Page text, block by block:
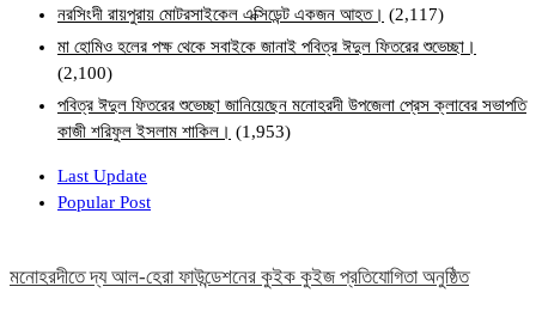
নরসিংদী রায়পুরায় মোটরসাইকেল এক্সিডেন্ট একজন আহত। (2,117)
মা হোমিও হলের পক্ষ থেকে সবাইকে জানাই পবিত্র ঈদুল ফিতরের শুভেচ্ছা।
(2,100)
পবিত্র ঈদুল ফিতরের শুভেচ্ছা জানিয়েছেন মনোহরদী উপজেলা প্রেস ক্লাবের সভাপতি
কাজী শরিফুল ইসলাম শাকিল। (1,953)
Last Update
Popular Post
মনোহরদীতে দ্য আল-হেরা ফাউন্ডেশনের কুইক কুইজ প্রতিযোগিতা অনুষ্ঠিত